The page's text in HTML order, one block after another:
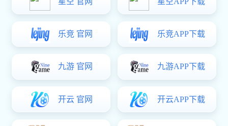
狗子28:公司简介 狗子28: 狗子28 社会责任